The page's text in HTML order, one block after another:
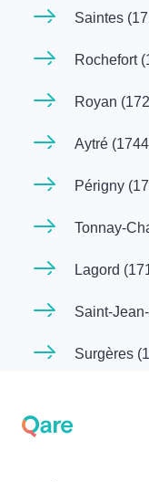
Saintes
Rochefort
Royan
Aytré
Périgny
Tonnay-
Lagord
Saint-
Surgères